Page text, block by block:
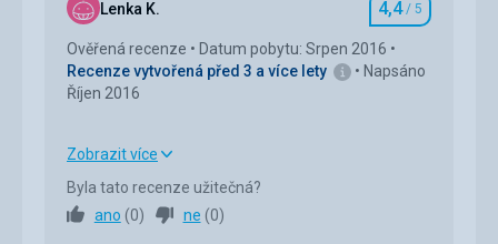
Služby 5,0/ 5
Cena 5,0
Lenka K. Hodnocení
4,4/ 5
Ověřená recenze
Datum pobytu: Srpen 2016
Recenze vytvořená před 3 a více lety
Napsáno
Říjen 2016
Ubytování
Zobrazit více
Byla tato recenze užitečná?
ano (0) ne (0)